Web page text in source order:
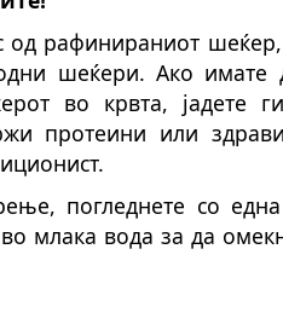
од рафинираниот
шеќери. Ако имате
во крвта, јадете
протеини или
погледнете со
млака вода за да